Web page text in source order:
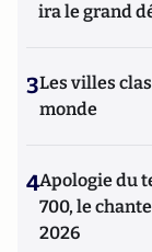
ira le grand
3Les villes
monde
4Apologie du
700, le
2026